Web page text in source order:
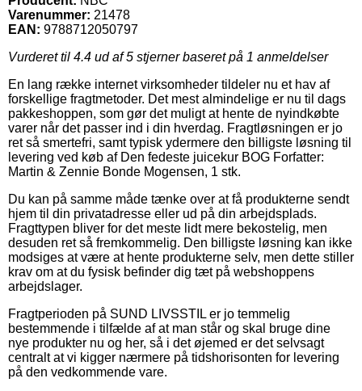
Varenummer: 21478
EAN: 9788712050797
Vurderet til 4.4 ud af 5 stjerner baseret på 1 anmeldelser
En lang række internet virksomheder tildeler nu et hav af
forskellige fragtmetoder. Det mest almindelige er nu til dags
pakkeshoppen, som gør det muligt at hente de nyindkøbte
varer når det passer ind i din hverdag. Fragtløsningen er jo
ret så smertefri, samt typisk ydermere den billigste løsning til
levering ved køb af Den fedeste juicekur BOG Forfatter:
Martin & Zennie Bonde Mogensen, 1 stk.
Du kan på samme måde tænke over at få produkterne sendt
hjem til din privatadresse eller ud på din arbejdsplads.
Fragttypen bliver for det meste lidt mere bekostelig, men
desuden ret så fremkommelig. Den billigste løsning kan ikke
modsiges at være at hente produkterne selv, men dette stiller
krav om at du fysisk befinder dig tæt på webshoppens
arbejdslager.
Fragtperioden på SUND LIVSSTIL er jo temmelig
bestemmende i tilfælde af at man står og skal bruge dine
nye produkter nu og her, så i det øjemed er det selvsagt
centralt at vi kigger nærmere på tidshorisonten for levering
på den vedkommende vare.